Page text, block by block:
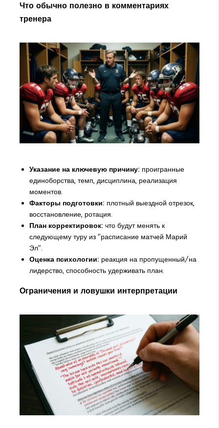
Что обычно полезно в комментариях
тренера
Указание на ключевую причину: проигранные
единоборства, темп, дисциплина, реализация
моментов.
Факторы подготовки: плотный выездной отрезок,
восстановление, ротация.
План корректировок: что будут менять к
следующему туру из "расписание матчей Марий
Эл".
Оценка психологии: реакция на пропущенный/на
лидерство, способность удерживать план.
Ограничения и ловушки интерпретации